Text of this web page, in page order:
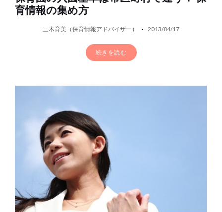
育情報の集め方
三木育美（保育情報アドバイザー） 2013/04/17
続きを読む